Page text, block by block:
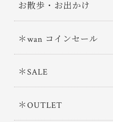
お散歩・お出かけ
＊wan コインセール
＊SALE
＊OUTLET